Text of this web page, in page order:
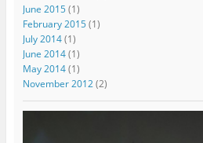
June 2015(1)
February 2015(1)
July 2014(1)
June 2014(1)
May 2014(1)
November 2012(2)